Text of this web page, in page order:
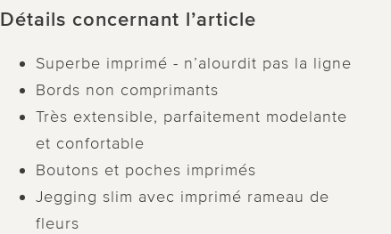
Détails concernant l’article
Superbe imprimé - n’alourdit pas la ligne
Bords non comprimants
Très extensible, parfaitement modelante
et confortable
Boutons et poches imprimés
Jegging slim avec imprimé rameau de
fleurs